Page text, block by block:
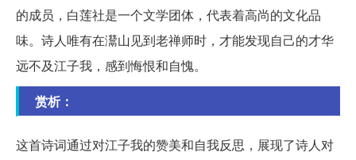
的成员，白莲社是一个文学团体，代表着高尚的文化品
味。诗人唯有在灊山见到老禅师时，才能发现自己的才华
远不及江子我，感到悔恨和自愧。
赏析：
这首诗词通过对江子我的赞美和自我反思，展现了诗人对